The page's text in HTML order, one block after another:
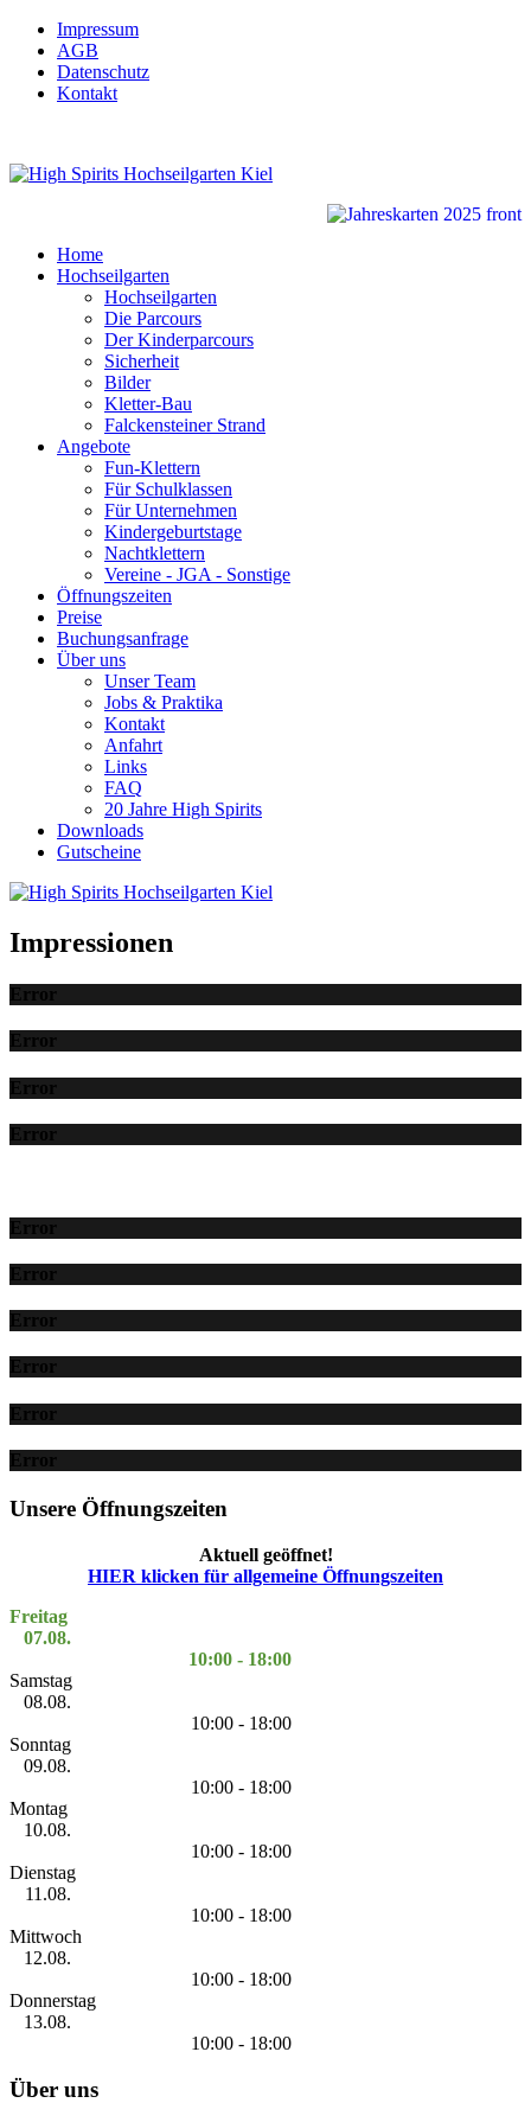
Impressum
AGB
Datenschutz
Kontakt
Home
Hochseilgarten
Hochseilgarten
Die Parcours
Der Kinderparcours
Sicherheit
Bilder
Kletter-Bau
Falckensteiner Strand
Angebote
Fun-Klettern
Für Schulklassen
Für Unternehmen
Kindergeburtstage
Nachtklettern
Vereine - JGA - Sonstige
Öffnungszeiten
Preise
Buchungsanfrage
Über uns
Unser Team
Jobs & Praktika
Kontakt
Anfahrt
Links
FAQ
20 Jahre High Spirits
Downloads
Gutscheine
Impressionen
Error
Error
Error
Error
Error
Error
Error
Error
Error
Error
Unsere Öffnungszeiten
Aktuell geöffnet!
HIER klicken für allgemeine Öffnungszeiten
Freitag
07.08.
10:00 - 18:00
Samstag
08.08.
10:00 - 18:00
Sonntag
09.08.
10:00 - 18:00
Montag
10.08.
10:00 - 18:00
Dienstag
11.08.
10:00 - 18:00
Mittwoch
12.08.
10:00 - 18:00
Donnerstag
13.08.
10:00 - 18:00
Über uns